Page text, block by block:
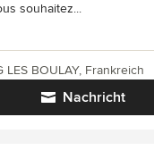
souhaitez...
Nachricht
LES BOULAY, Frankreich